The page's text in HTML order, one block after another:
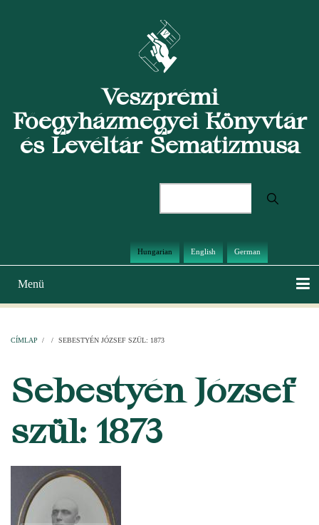
Veszprémi
Főegyházmegyei Könyvtár
és Levéltár Sematizmusa
Hungarian English German
Main
navigation
Menü
CÍMLAP / / SEBESTYÉN JÓZSEF SZÜL: 1873
Sebestyén József
szül: 1873